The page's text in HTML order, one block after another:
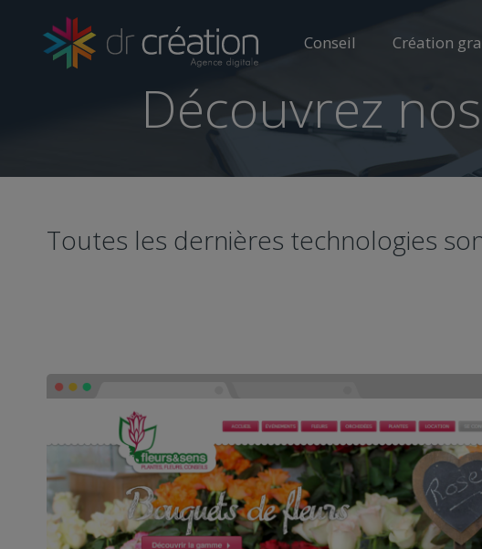
Conseil Création
Découvrez
Toutes les dernières technologies